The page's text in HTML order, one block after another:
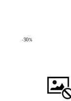
-30%